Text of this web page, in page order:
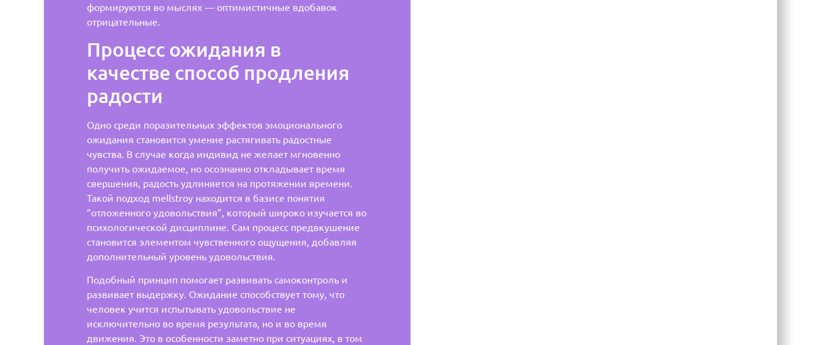
формируются во мыслях — оптимистичные вдобавок
отрицательные.
Процесс ожидания в
качестве способ продления
радости
Одно среди поразительных эффектов эмоционального
ожидания становится умение растягивать радостные
чувства. В случае когда индивид не желает мгновенно
получить ожидаемое, но осознанно откладывает время
свершения, радость удлиняется на протяжении времени.
Такой подход mellstroy находится в базисе понятия
“отложенного удовольствия”, который широко изучается во
психологической дисциплине. Сам процесс предвкушение
становится элементом чувственного ощущения, добавляя
дополнительный уровень удовольствия.
Подобный принцип помогает развивать самоконтроль и
развивает выдержку. Ожидание способствует тому, что
человек учится испытывать удовольствие не
исключительно во время результата, но и во время
движения. Это в особенности заметно при ситуациях, в том